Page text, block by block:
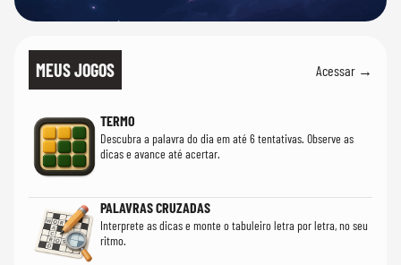
MEUS JOGOS Acessar →
TERMO
Descubra a palavra do dia em até 6 tentativas. Observe as
dicas e avance até acertar.
PALAVRAS CRUZADAS
Interprete as dicas e monte o tabuleiro letra por letra, no seu
ritmo.